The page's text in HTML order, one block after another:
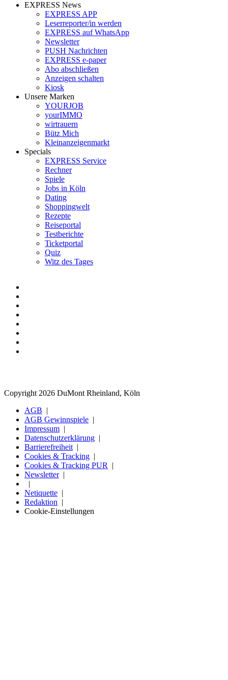
EXPRESS News
EXPRESS APP
Leserreporter/in werden
EXPRESS auf WhatsApp
Newsletter
PUSH Nachrichten
EXPRESS e-paper
Abo abschließen
Anzeigen schalten
Kiosk
Unsere Marken
YOURJOB
yourIMMO
wirtrauern
Bütz Mich
Kleinanzeigenmarkt
Specials
EXPRESS Service
Rechner
Spiele
Jobs in Köln
Dating
Shoppingwelt
Rezepte
Reiseportal
Testberichte
Ticketportal
Quiz
Witz des Tages
Copyright 2026 DuMont Rheinland, Köln
AGB
AGB Gewinnspiele
Impressum
Datenschutzerklärung
Barrierefreiheit
Cookies & Tracking
Cookies & Tracking PUR
Newsletter
Netiquette
Redaktion
Cookie-Einstellungen